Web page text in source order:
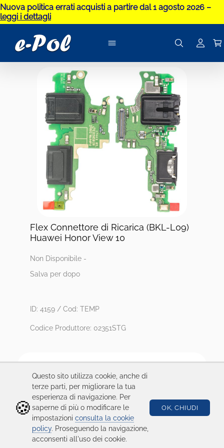
Nuova politica errati acquisti a partire dal 1 agosto 2026 –
leggi i dettagli
Flex Connettore di Ricarica (BKL-L09)
Huawei Honor View 10
Non Disponibile -
Salva per dopo
ID: 4159 / Cod: TEMP
Codice Produttore: 02351STG
Compatibilità
HonorView 10
Note
serviceware | COMPATIBILITA: Honor View 10
(BKL-L09)
🍪
Questo sito utilizza cookie, anche di
terze parti, per migliorare la tua
esperienza di navigazione. Per
saperne di più o modificare le
impostazioni consulta la cookie
policy. Proseguendo la navigazione,
acconsenti all'uso dei cookie.
OK, CHIUDI